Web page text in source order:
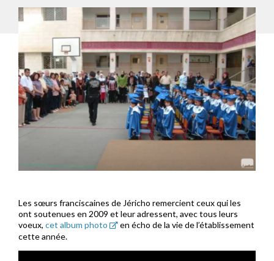
Les sœurs franciscaines de Jéricho remercient ceux qui les
ont soutenues en 2009 et leur adressent, avec tous leurs
voeux, cet album photo
en écho de la vie de l’établissement
cette année.